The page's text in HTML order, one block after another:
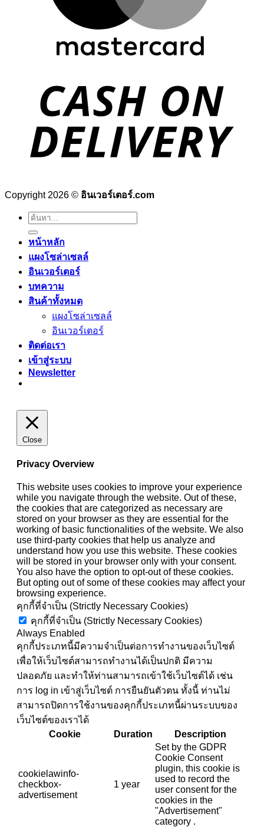
Copyright 2026 © อินเวอร์เตอร์.com
ค้นหา:
หน้าหลัก
แผงโซล่าเซลล์
อินเวอร์เตอร์
บทความ
สินค้าทั้งหมด
แผงโซล่าเซลล์
อินเวอร์เตอร์
ติดต่อเรา
เข้าสู่ระบบ
Newsletter
Close
Privacy Overview
This website uses cookies to improve your experience
while you navigate through the website. Out of these,
the cookies that are categorized as necessary are
stored on your browser as they are essential for the
working of basic functionalities of the website. We also
use third-party cookies that help us analyze and
understand how you use this website. These cookies
will be stored in your browser only with your consent.
You also have the option to opt-out of these cookies.
But opting out of some of these cookies may affect your
browsing experience.
คุกกี้ที่จำเป็น (Strictly Necessary Cookies)
คุกกี้ที่จำเป็น (Strictly Necessary Cookies)
Always Enabled
คุกกี้ประเภทนี้มีความจำเป็นต่อการทำงานของเว็บไซต์
เพื่อให้เว็บไซต์สามารถทำงานได้เป็นปกติ มีความ
ปลอดภัย และทำให้ท่านสามารถเข้าใช้เว็บไซต์ได้ เช่น
การ log in เข้าสู่เว็บไซต์ การยืนยันตัวตน ทั้งนี้ ท่านไม่
สามารถปิดการใช้งานของคุกกี้ประเภทนี้ผ่านระบบของ
เว็บไซต์ของเราได้
Cookie
Duration Description
cookielawinfo-
checkbox-
advertisement
1 year
Set by the GDPR
Cookie Consent
plugin, this cookie is
used to record the
user consent for the
cookies in the
"Advertisement"
category .